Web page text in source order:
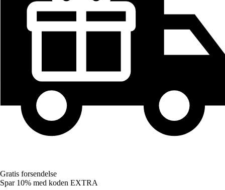
Gratis forsendelse
Spar 10% med koden EXTRA